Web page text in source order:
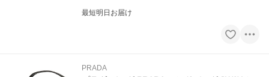
最短明日お届け
PRADA